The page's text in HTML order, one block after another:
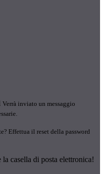
Verrà inviato un messaggio
Effettua il reset della password
casella di posta elettronica!